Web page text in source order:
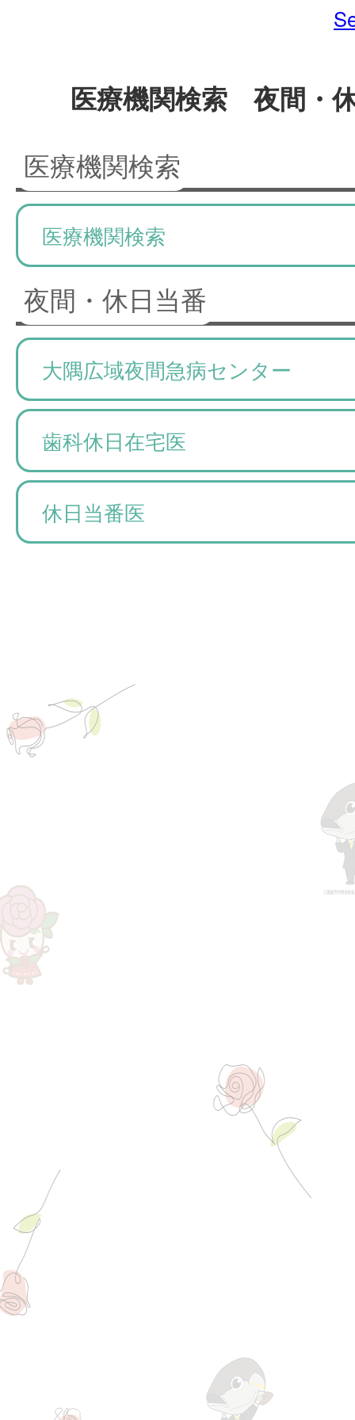
医療機関検索 夜間・
医療機関検索
医療機関検索
夜間・休日当番
大隅広域夜間急病センター
歯科休日在宅医
休日当番医